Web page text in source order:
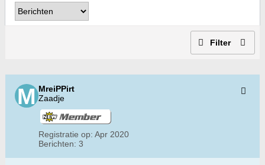
Filter
MreiPPirt
Zaadje
Registratie op: Apr 2020
Berichten: 3